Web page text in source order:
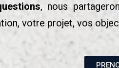
, nous
votre projet, vos